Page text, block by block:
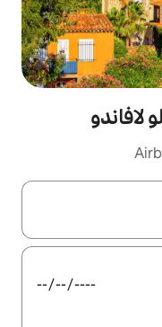
طريق اللمس أو السحب.